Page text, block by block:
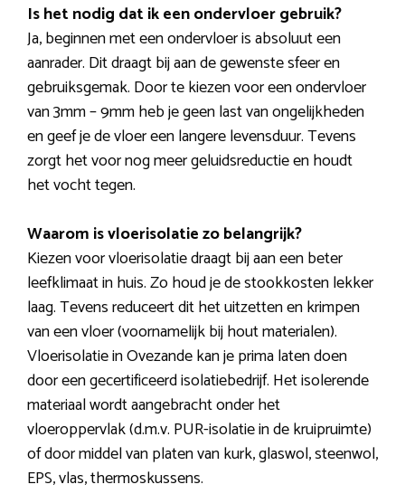
Is het nodig dat ik een ondervloer gebruik?
Ja, beginnen met een ondervloer is absoluut een
aanrader. Dit draagt bij aan de gewenste sfeer en
gebruiksgemak. Door te kiezen voor een ondervloer
van 3mm – 9mm heb je geen last van ongelijkheden
en geef je de vloer een langere levensduur. Tevens
zorgt het voor nog meer geluidsreductie en houdt
het vocht tegen.
Waarom is vloerisolatie zo belangrijk?
Kiezen voor vloerisolatie draagt bij aan een beter
leefklimaat in huis. Zo houd je de stookkosten lekker
laag. Tevens reduceert dit het uitzetten en krimpen
van een vloer (voornamelijk bij hout materialen).
Vloerisolatie in Ovezande kan je prima laten doen
door een gecertificeerd isolatiebedrijf. Het isolerende
materiaal wordt aangebracht onder het
vloeroppervlak (d.m.v. PUR-isolatie in de kruipruimte)
of door middel van platen van kurk, glaswol, steenwol,
EPS, vlas, thermoskussens.